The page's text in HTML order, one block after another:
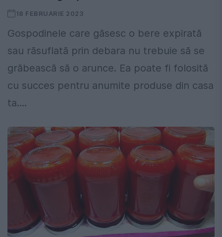
18 FEBRUARIE 2023
Gospodinele care găsesc o bere expirată
sau răsuflată prin debara nu trebuie să se
grăbească să o arunce. Ea poate fi folosită
cu succes pentru anumite produse din casa
ta....